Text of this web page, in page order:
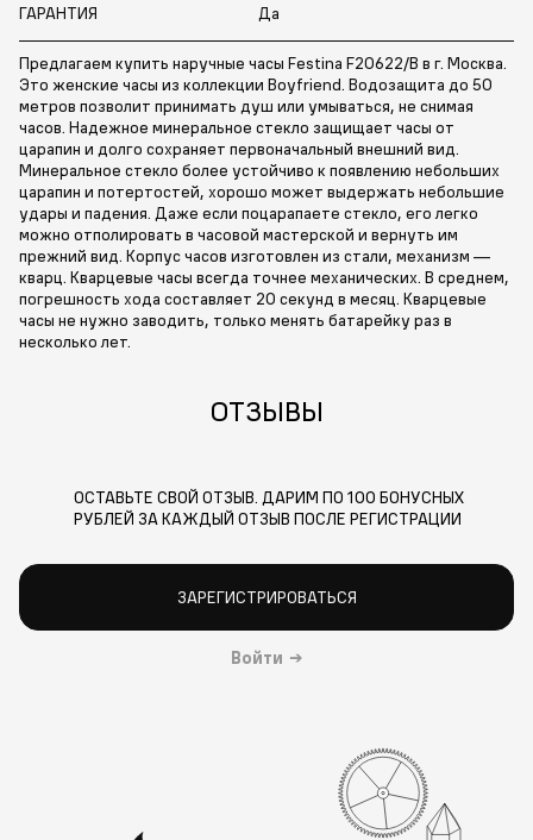
ГАРАНТИЯ Да
Предлагаем купить наручные часы Festina F20622/B в г. Москва.
Это женские часы из коллекции Boyfriend. Водозащита до 50
метров позволит принимать душ или умываться, не снимая
часов. Надежное минеральное стекло защищает часы от
царапин и долго сохраняет первоначальный внешний вид.
Минеральное стекло более устойчиво к появлению небольших
царапин и потертостей, хорошо может выдержать небольшие
удары и падения. Даже если поцарапаете стекло, его легко
можно отполировать в часовой мастерской и вернуть им
прежний вид. Корпус часов изготовлен из стали, механизм —
кварц. Кварцевые часы всегда точнее механических. В среднем,
погрешность хода составляет 20 секунд в месяц. Кварцевые
часы не нужно заводить, только менять батарейку раз в
несколько лет.
ОТЗЫВЫ
ОСТАВЬТЕ СВОЙ ОТЗЫВ. ДАРИМ ПО 100 БОНУСНЫХ
РУБЛЕЙ ЗА КАЖДЫЙ ОТЗЫВ ПОСЛЕ РЕГИСТРАЦИИ
ЗАРЕГИСТРИРОВАТЬСЯ
Войти →